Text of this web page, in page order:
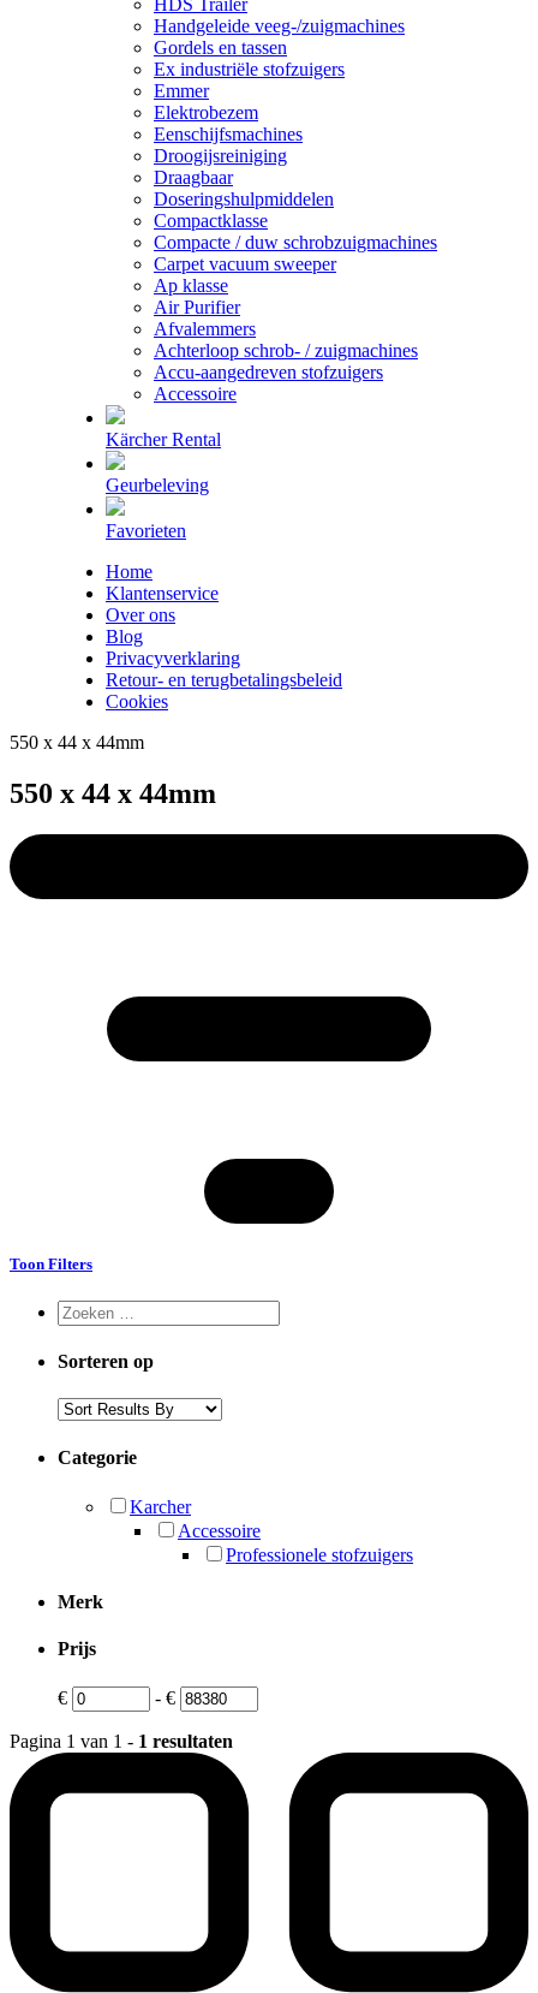
Handgeleide veeg-/zuigmachines
Gordels en tassen
Ex industriële stofzuigers
Emmer
Elektrobezem
Eenschijfsmachines
Droogijsreiniging
Draagbaar
Doseringshulpmiddelen
Compactklasse
Compacte / duw schrobzuigmachines
Carpet vacuum sweeper
Ap klasse
Air Purifier
Afvalemmers
Achterloop schrob- / zuigmachines
Accu-aangedreven stofzuigers
Accessoire
Kärcher Rental
Geurbeleving
Favorieten
Home
Klantenservice
Over ons
Blog
Privacyverklaring
Retour- en terugbetalingsbeleid
Cookies
550 x 44 x 44mm
550 x 44 x 44mm
Toon Filters
Sorteren op
Categorie
Karcher
Accessoire
Professionele stofzuigers
Merk
Prijs
€ - €
Pagina 1 van 1 - 1 resultaten